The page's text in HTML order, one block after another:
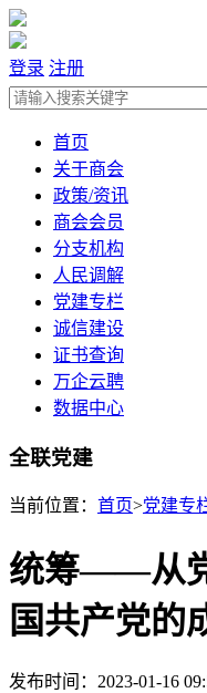
登录 注册
首页
关于商会
政策/资讯
商会会员
分支机构
人民调解
党建专栏
诚信建设
证书查询
万企云聘
数据中心
全联党建
当前位置： 首页>党建专
统筹——从
国共产党的
发布时间：2023-01-16